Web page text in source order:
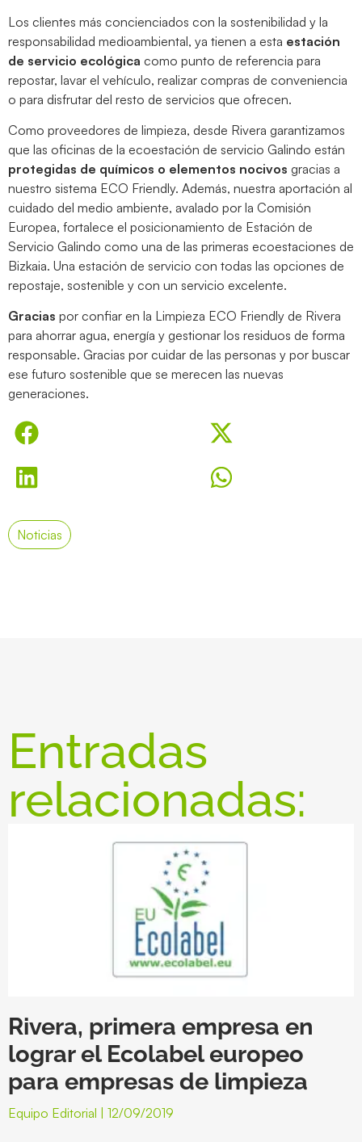
Los clientes más concienciados con la sostenibilidad y la
responsabilidad medioambiental, ya tienen a esta estación
de servicio ecológica como punto de referencia para
repostar, lavar el vehículo, realizar compras de conveniencia
o para disfrutar del resto de servicios que ofrecen.
Como proveedores de limpieza, desde Rivera garantizamos
que las oficinas de la ecoestación de servicio Galindo están
protegidas de químicos o elementos nocivos gracias a
nuestro sistema ECO Friendly. Además, nuestra aportación al
cuidado del medio ambiente, avalado por la Comisión
Europea, fortalece el posicionamiento de Estación de
Servicio Galindo como una de las primeras ecoestaciones de
Bizkaia. Una estación de servicio con todas las opciones de
repostaje, sostenible y con un servicio excelente.
Gracias por confiar en la Limpieza ECO Friendly de Rivera
para ahorrar agua, energía y gestionar los residuos de forma
responsable. Gracias por cuidar de las personas y por buscar
ese futuro sostenible que se merecen las nuevas
generaciones.
Noticias
Entradas
relacionadas:
Rivera, primera empresa en
lograr el Ecolabel europeo
para empresas de limpieza
Equipo Editorial 12/09/2019